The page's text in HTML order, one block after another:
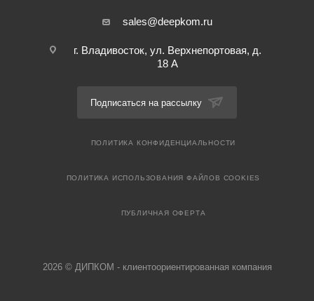
sales@deepkom.ru
г. Владивосток, ул. Верхнепортовая, д.
18 А
Подписаться на рассылку
ПОЛИТИКА КОНФИДЕНЦИАЛЬНОСТИ
ПОЛИТИКА ИСПОЛЬЗОВАНИЯ ФАЙЛОВ COOKIES
ПУБЛИЧНАЯ ОФЕРТА
2026 © ДИПКОМ - клиентоориентированная компания